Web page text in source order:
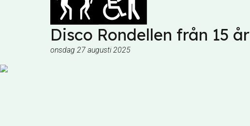
Disco Rondellen från 15 år
onsdag 27 augusti 2025